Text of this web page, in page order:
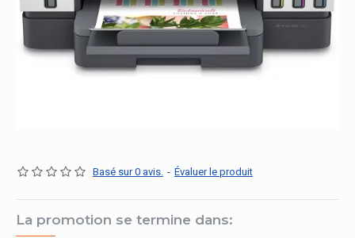
Basé sur 0 avis. - Évaluer le produit
La promotion se termine dans: